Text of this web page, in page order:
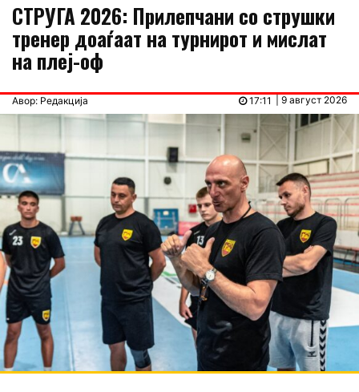
СТРУГА 2026: Прилепчани со струшки
тренер доаѓаат на турнирот и мислат
на плеј-оф
Авор: Редакција | 9 август 2026
17:11